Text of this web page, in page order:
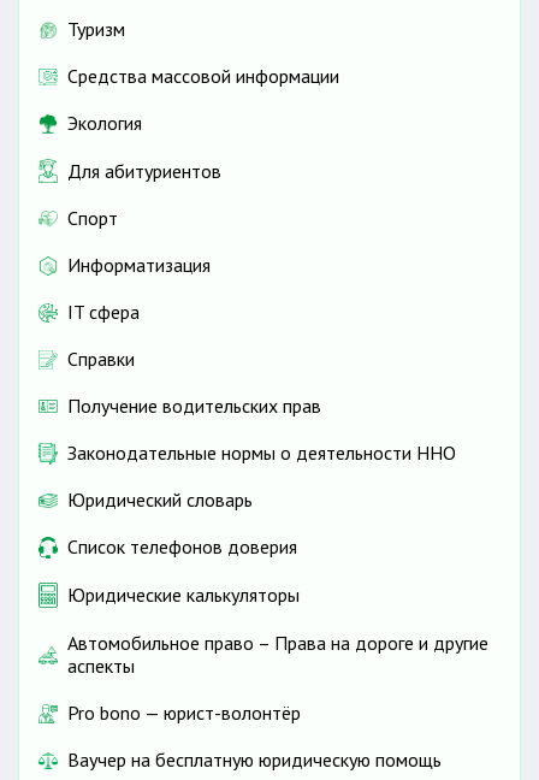
Туризм
Средства массовой информации
Экология
Для абитуриентов
Спорт
Информатизация
IT сфера
Справки
Получение водительских прав
Законодательные нормы о деятельности ННО
Юридический словарь
Список телефонов доверия
Юридические калькуляторы
Автомобильное право – Права на дороге и другие
аспекты
Pro bono — юрист-волонтёр
Ваучер на бесплатную юридическую помощь